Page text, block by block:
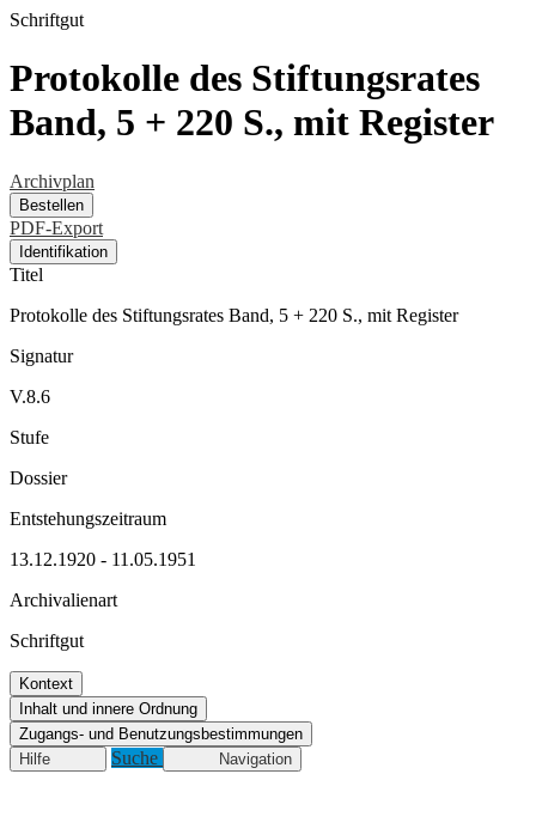
Schriftgut
Protokolle des Stiftungsrates
Band, 5 + 220 S., mit Register
Archivplan
Bestellen
PDF-Export
Identifikation
Titel
Protokolle des Stiftungsrates Band, 5 + 220 S., mit Register
Signatur
V.8.6
Stufe
Dossier
Entstehungszeitraum
13.12.1920 - 11.05.1951
Archivalienart
Schriftgut
Kontext
Inhalt und innere Ordnung
Zugangs- und Benutzungsbestimmungen
Hilfe
Suche Navigation